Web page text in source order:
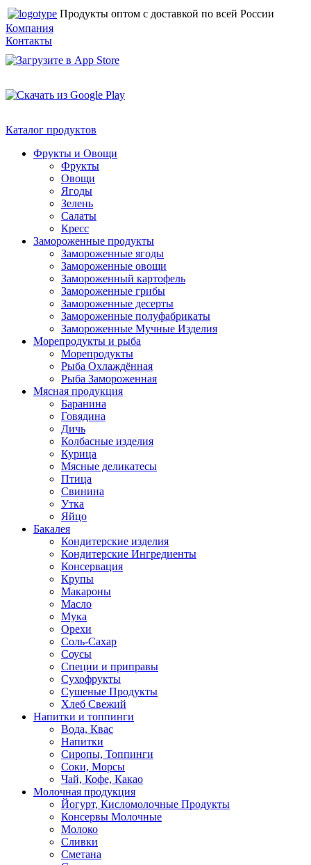
Продукты оптом с доставкой по всей России
Компания
Контакты
Каталог продуктов
Фрукты и Овощи
Фрукты
Овощи
Ягоды
Зелень
Салаты
Кресс
Замороженные продукты
Замороженные ягоды
Замороженные овощи
Замороженный картофель
Замороженные грибы
Замороженные десерты
Замороженные полуфабрикаты
Замороженные Мучные Изделия
Морепродукты и рыба
Морепродукты
Рыба Охлаждённая
Рыба Замороженная
Мясная продукция
Баранина
Говядина
Дичь
Колбасные изделия
Курица
Мясные деликатесы
Птица
Свинина
Утка
Яйцо
Бакалея
Кондитерские изделия
Кондитерские Ингредиенты
Консервация
Крупы
Макароны
Масло
Мука
Орехи
Соль-Сахар
Соусы
Специи и приправы
Сухофрукты
Сушеные Продукты
Хлеб Свежий
Напитки и топпинги
Вода, Квас
Напитки
Сиропы, Топпинги
Соки, Морсы
Чай, Кофе, Какао
Молочная продукция
Йогурт, Кисломолочные Продукты
Консервы Молочные
Молоко
Сливки
Сметана